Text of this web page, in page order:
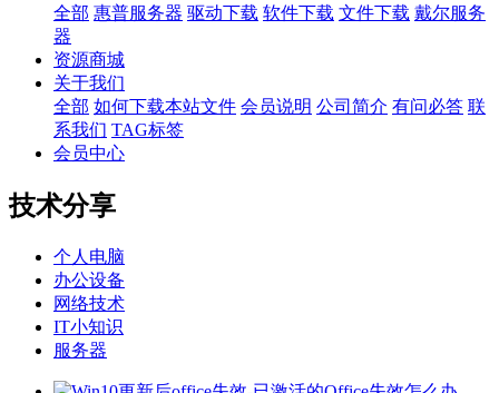
全部 惠普服务器 驱动下载 软件下载 文件下载 戴尔服务
器
资源商城
关于我们
全部 如何下载本站文件 会员说明 公司简介 有问必答 联
系我们 TAG标签
会员中心
技术分享
个人电脑
办公设备
网络技术
IT小知识
服务器